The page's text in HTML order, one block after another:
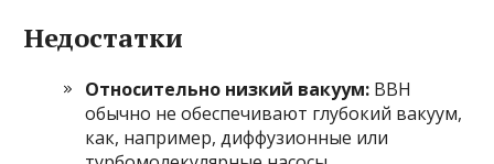
Недостатки
Относительно низкий вакуум: ВВН
обычно не обеспечивают глубокий вакуум,
как, например, диффузионные или